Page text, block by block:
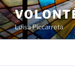
Spring
naar
de
inhoud
Luisa Piccarreta